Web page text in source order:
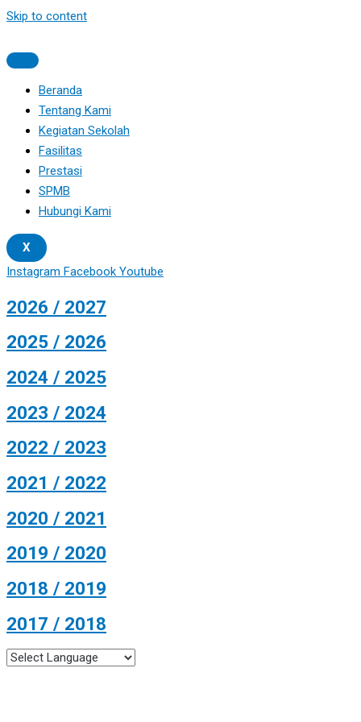
Skip to content
Beranda
Tentang Kami
Kegiatan Sekolah
Fasilitas
Prestasi
SPMB
Hubungi Kami
X
Instagram Facebook Youtube
2026 / 2027
2025 / 2026
2024 / 2025
2023 / 2024
2022 / 2023
2021 / 2022
2020 / 2021
2019 / 2020
2018 / 2019
2017 / 2018